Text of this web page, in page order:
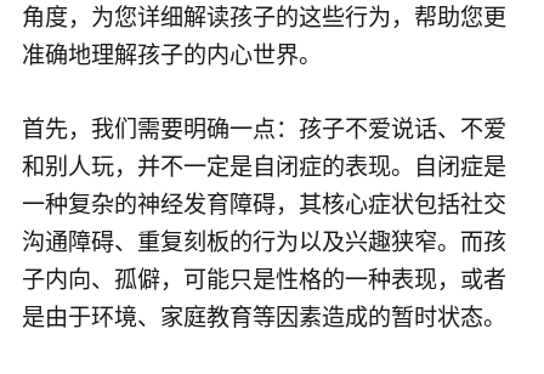
角度，为您详细解读孩子的这些行为，帮助您更
准确地理解孩子的内心世界。
首先，我们需要明确一点：孩子不爱说话、不爱
和别人玩，并不一定是自闭症的表现。自闭症是
一种复杂的神经发育障碍，其核心症状包括社交
沟通障碍、重复刻板的行为以及兴趣狭窄。而孩
子内向、孤僻，可能只是性格的一种表现，或者
是由于环境、家庭教育等因素造成的暂时状态。